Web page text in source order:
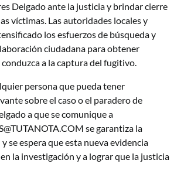
Delgado ante la justicia y brindar cierre
víctimas. Las autoridades locales y
los esfuerzos de búsqueda y
ciudadana para obtener
a la captura del fugitivo.
persona que pueda tener
sobre el caso o el paradero de
a que se comunique a
se garantiza la
se espera que esta nueva evidencia
la investigación y a lograr que la justicia